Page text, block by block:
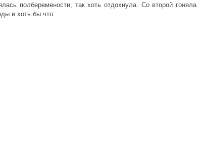
полберемености, так хоть отдохнула. Со второй гоняла
и хоть бы что.